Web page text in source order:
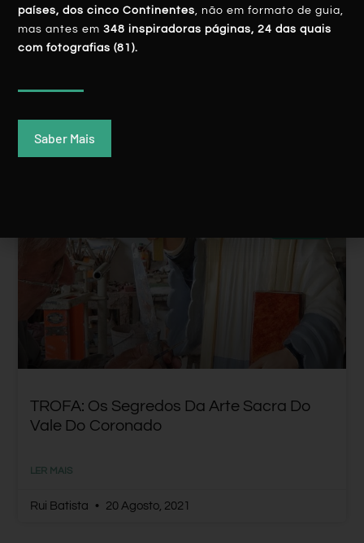
Natural’ Que É Trás-Os-Montes
LER MAIS
Rui Batista
TROFA: Os Segredos Da Arte Sacra Do
Vale Do Coronado
LER MAIS
Rui Batista 20 Agosto, 2021
países, dos cinco Continentes, não em formato de guia,
mas antes em348 inspiradoras páginas, 24 das quais
com fotografias (81).
Saber Mais